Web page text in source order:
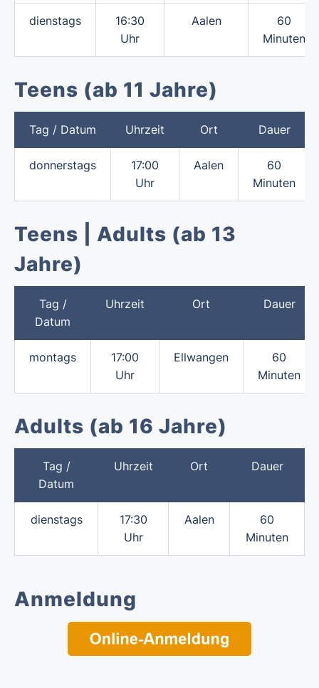
dienstags
16:30
Uhr
Aalen
60
Minuten
Teens (ab 11 Jahre)
Tag / Datum Uhrzeit Ort Dauer
donnerstags
17:00
Uhr
Aalen
60
Minuten
Teens | Adults (ab 13
Jahre)
Tag /
Datum
Uhrzeit Ort Dauer
montags
17:00
Uhr
Ellwangen
60
Minuten
Adults (ab 16 Jahre)
Tag /
Datum
Uhrzeit Ort Dauer
dienstags
17:30
Uhr
Aalen
60
Minuten
Anmeldung